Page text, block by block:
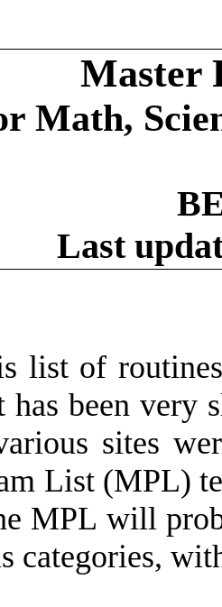
Master
Math,
Last
list of
has been very
sites
List (MPL)
MPL will
categories,